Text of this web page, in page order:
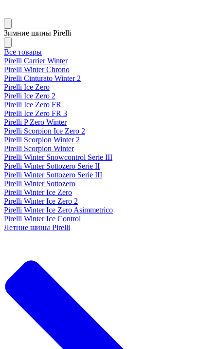
Зимние шины Pirelli
Все товары
Pirelli Carrier Winter
Pirelli Winter Chrono
Pirelli Cinturato Winter 2
Pirelli Ice Zero
Pirelli Ice Zero 2
Pirelli Ice Zero FR
Pirelli Ice Zero FR 3
Pirelli P Zero Winter
Pirelli Scorpion Ice Zero 2
Pirelli Scorpion Winter 2
Pirelli Scorpion Winter
Pirelli Winter Snowcontrol Serie III
Pirelli Winter Sottozero Serie II
Pirelli Winter Sottozero Serie III
Pirelli Winter Sottozero
Pirelli Winter Ice Zero
Pirelli Winter Ice Zero 2
Pirelli Winter Ice Zero Asimmetrico
Pirelli Winter Ice Control
Летние шины Pirelli